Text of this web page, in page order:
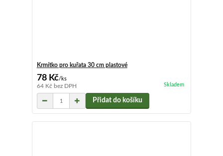
Krmítko pro kuřata 30 cm plastové
78 Kč/ks
64 Kč bez DPH Skladem
Přidat do košíku